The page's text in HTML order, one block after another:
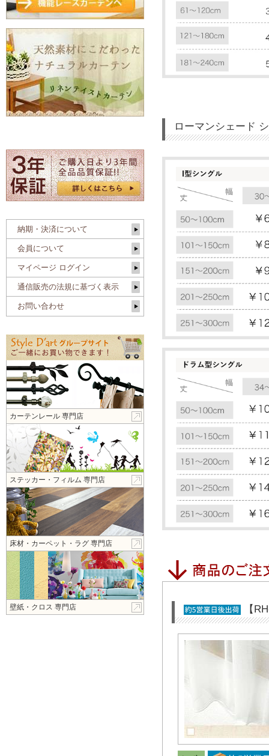
ローマンシェード
【
納期・決済について
会員について
マイページ ログイン
通信販売の法規に基づく表示
お問い合わせ
カーテンレール 専門店
ステッカー・フィルム 専門店
床材・カーペット・ラグ 専門店
壁紙・クロス 専門店